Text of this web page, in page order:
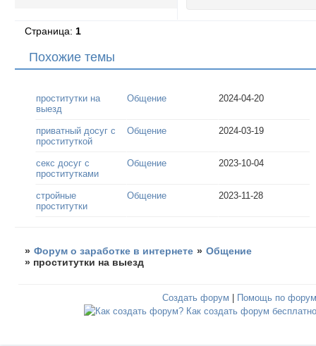
Страница: 1
Похожие темы
проститутки на
выезд
Общение 2024-04-20
приватный досуг с
проституткой
Общение 2024-03-19
секс досуг c
проститутками
Общение 2023-10-04
стройные
проститутки
Общение 2023-11-28
» Форум о заработке в интернете » Общение
» проститутки на выезд
Создать форум Помощь по